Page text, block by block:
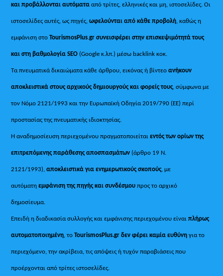
και προβάλλονται αυτόματααπό τρίτες, ελληνικές και μη, ιστοσελίδες. Οι
ιστοσελίδες αυτές, ως πηγές,ωφελούνται από κάθε προβολή, καθώς η
εμφάνιση στοTourismosPlus.gr συνεισφέρει στην επισκεψιμότητά τους
και στη βαθμολογία SEO (Google κ.λπ.) μέσω backlink κοκ.
Τα πνευματικά δικαιώματα κάθε άρθρου, εικόνας ή βίντεοανήκουν
αποκλειστικά στους αρχικούς δημιουργούς και φορείς τους, σύμφωνα με
τον Νόμο 2121/1993 και την Ευρωπαϊκή Οδηγία 2019/790 (ΕΕ) περί
προστασίας της πνευματικής ιδιοκτησίας.
Η αναδημοσίευση περιεχομένου πραγματοποιείταιεντός των ορίων της
επιτρεπόμενης παράθεσης αποσπασμάτων (άρθρο 19 Ν.
2121/1993), αποκλειστικά για ενημερωτικούς σκοπούς, με
αυτόματηεμφάνιση της πηγής και συνδέσμου προς το αρχικό
δημοσίευμα.
Επειδή η διαδικασία συλλογής και εμφάνισης περιεχομένου είναιπλήρως
αυτοματοποιημένη, τοTourismosPlus.gr δεν φέρει καμία ευθύνη για το
περιεχόμενο, την ακρίβεια, τις απόψεις ή τυχόν παραβιάσεις που
προέρχονται από τρίτες ιστοσελίδες.